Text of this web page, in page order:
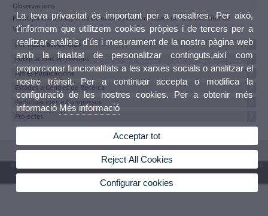
Observacions
Participa en el programa de tutories electròniques de la Universitat de
València
Formació acadèmica
Publicacions en revistes
Altres Publicacions
Estades a Centres de Recerca
Participacions a Congressos
Projectes
© 2026 UV. - Av. Blasco Ibáñez, 13. 46010 València. Espanya. Tel. UV: (+34) 963 86 41 00
La teva privacitat és important per a nosaltres. Per això,
t'informem que utilitzem cookies pròpies i de tercers per a
realitzar anàlisis d'ús i mesurament de la nostra pàgina web
amb la finalitat de personalitzar continguts,així com
proporcionar funcionalitats a les xarxes socials o analitzar el
nostre trànsit. Per a continuar accepta o modifica la
configuració de les nostres cookies. Per a obtenir més
informacióMés informació
Acceptar tot
Reject All Cookies
Configurar cookies